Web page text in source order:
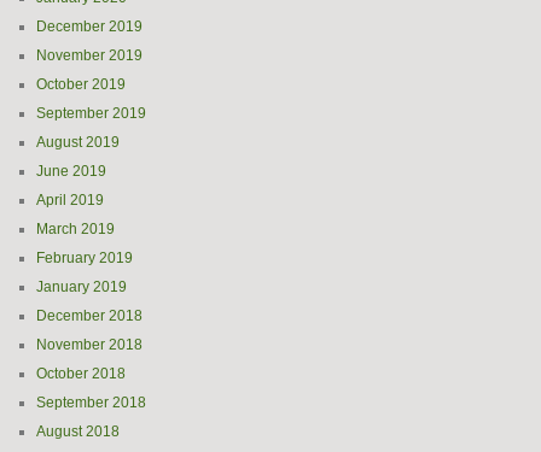
December 2019
November 2019
October 2019
September 2019
August 2019
June 2019
April 2019
March 2019
February 2019
January 2019
December 2018
November 2018
October 2018
September 2018
August 2018